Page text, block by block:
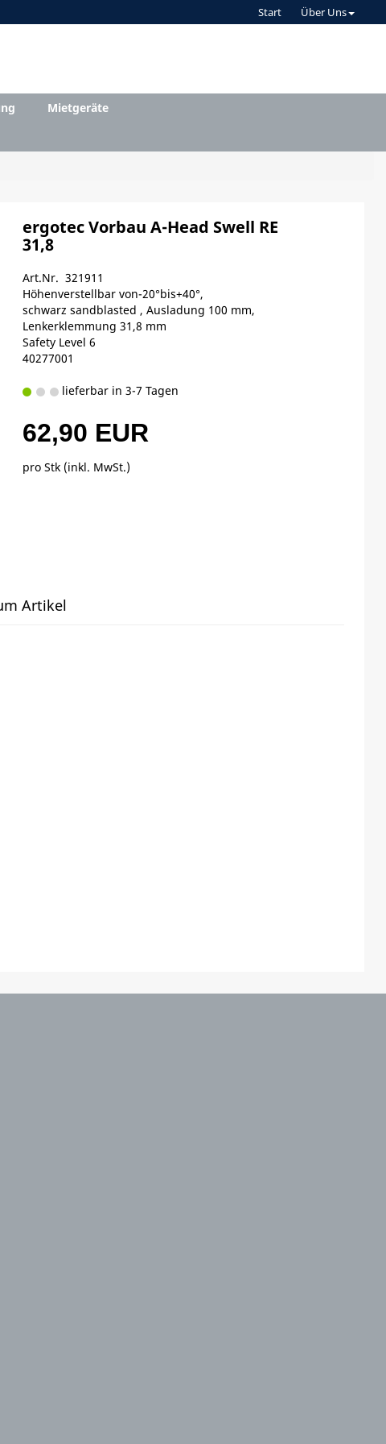
Start Über Uns
Mietgeräte
ergotec Vorbau A-Head Swell RE
31,8
Art.Nr. 321911
Höhenverstellbar von-20°bis+40°,
schwarz sandblasted , Ausladung 100 mm,
Lenkerklemmung 31,8 mm
Safety Level 6
40277001
lieferbar in 3-7 Tagen
62,90 EUR
pro Stk (inkl. MwSt.)
Artikel